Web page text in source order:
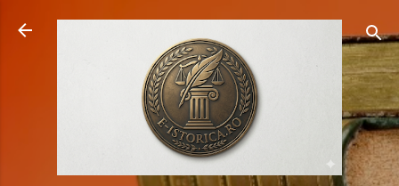
Treceți la conținutul principal